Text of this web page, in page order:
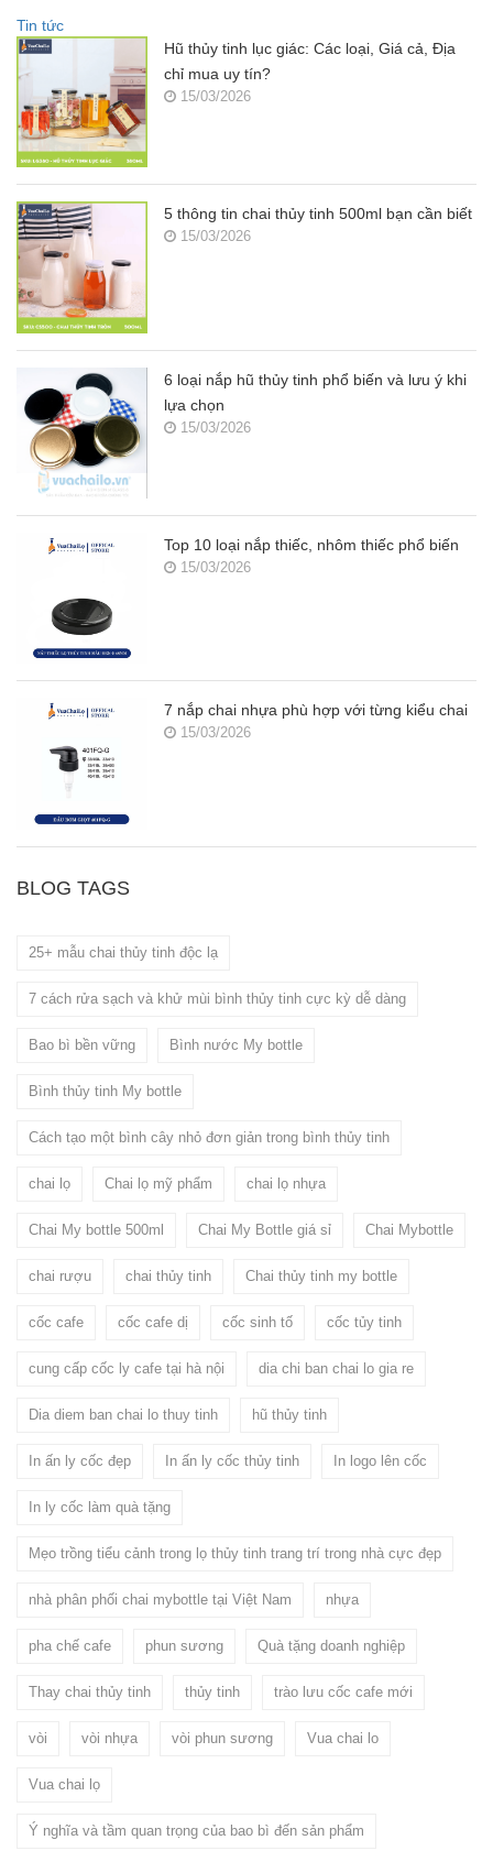
Tin tức
Hũ thủy tinh lục giác: Các loại, Giá cả, Địa
chỉ mua uy tín?
15/03/2026
5 thông tin chai thủy tinh 500ml bạn cần biết
15/03/2026
6 loại nắp hũ thủy tinh phổ biến và lưu ý khi
lựa chọn
15/03/2026
Top 10 loại nắp thiếc, nhôm thiếc phổ biến
15/03/2026
7 nắp chai nhựa phù hợp với từng kiểu chai
15/03/2026
BLOG TAGS
25+ mẫu chai thủy tinh độc lạ
7 cách rửa sạch và khử mùi bình thủy tinh cực kỳ dễ dàng
Bao bì bền vững Bình nước My bottle
Bình thủy tinh My bottle
Cách tạo một bình cây nhỏ đơn giản trong bình thủy tinh
chai lọ Chai lọ mỹ phẩm chai lọ nhựa
Chai My bottle 500ml Chai My Bottle giá sỉ Chai Mybottle
chai rượu chai thủy tinh Chai thủy tinh my bottle
cốc cafe cốc cafe dị cốc sinh tố cốc tủy tinh
cung cấp cốc ly cafe tại hà nội dia chi ban chai lo gia re
Dia diem ban chai lo thuy tinh hũ thủy tinh
In ấn ly cốc đẹp In ấn ly cốc thủy tinh In logo lên cốc
In ly cốc làm quà tặng
Mẹo trồng tiểu cảnh trong lọ thủy tinh trang trí trong nhà cực đẹp
nhà phân phối chai mybottle tại Việt Nam nhựa
pha chế cafe phun sương Quà tặng doanh nghiệp
Thay chai thủy tinh thủy tinh trào lưu cốc cafe mới
vòi vòi nhựa vòi phun sương Vua chai lo
Vua chai lọ
Ý nghĩa và tầm quan trọng của bao bì đến sản phẩm